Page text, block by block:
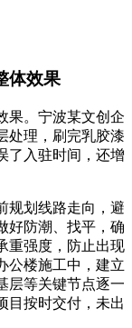
体效果
果。宁波某文创企
处理，刷完乳胶漆
了入驻时间，还增
规划线路走向，避
好防潮、找平，确
重强度，防止出现
公楼施工中，建立
层等关键节点逐一
目按时交付，未出